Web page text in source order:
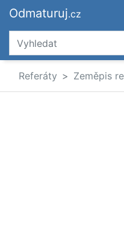
Odmaturuj.cz
Referáty Zeměpis